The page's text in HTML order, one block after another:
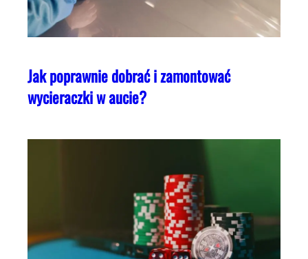
Jak poprawnie dobrać i zamontować
wycieraczki w aucie?